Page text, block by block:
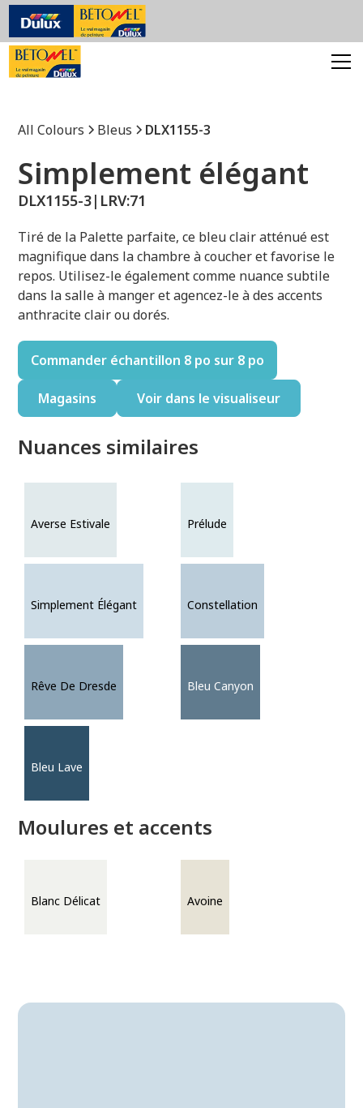
All Colours Bleus DLX1155-3
Simplement élégant
DLX1155-3| LRV:71
Tiré de la Palette parfaite, ce bleu clair atténué est
magnifique dans la chambre à coucher et favorise le
repos. Utilisez-le également comme nuance subtile
dans la salle à manger et agencez-le à des accents
anthracite clair ou dorés.
Commander échantillon 8 po sur 8 po
Magasins Voir dans le visualiseur
Nuances similaires
Averse Estivale Prélude
Simplement Élégant Constellation
Rêve De Dresde Bleu Canyon
Bleu Lave
Moulures et accents
Blanc Délicat Avoine